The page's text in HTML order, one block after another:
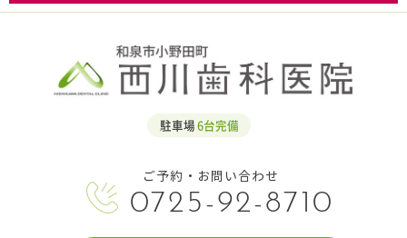
駐車場6台完備
ご予約・お問い合わせ
0725-92-8710